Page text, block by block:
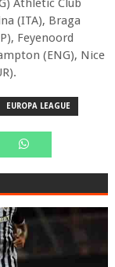
Athletic Club
(ITA), Braga
Feyenoord
(ENG), Nice
EUROPA LEAGUE